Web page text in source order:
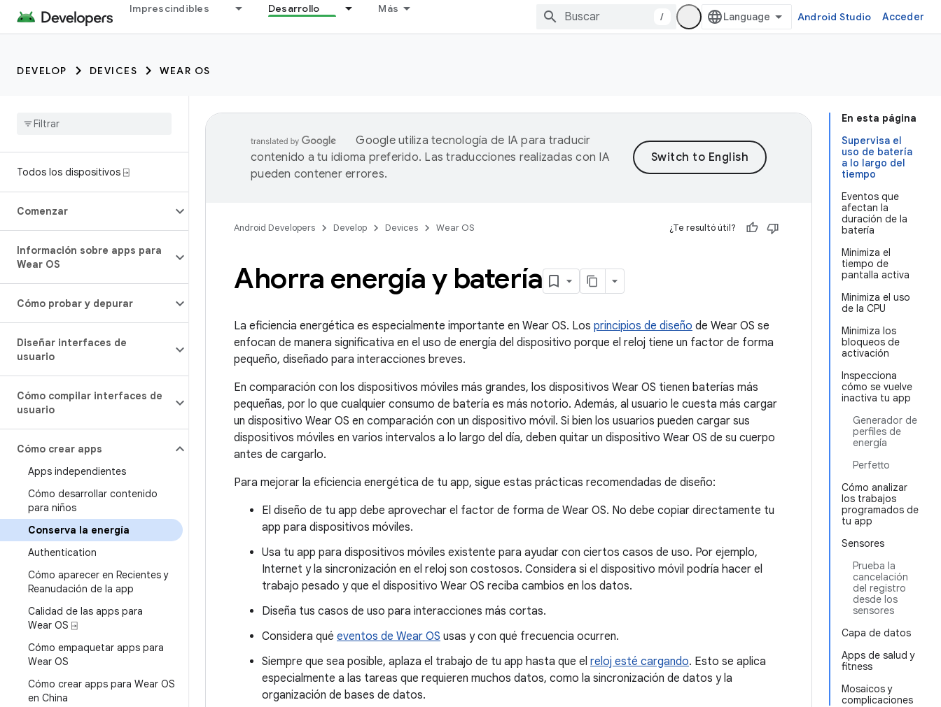
Imprescindibles Desarrollo Más
/ Android Studio Acceder
DEVELOP DEVICES WEAR OS
Todos los dispositivos ⍈
Comenzar
Información sobre apps para
Wear OS
Cómo probar y depurar
Diseñar interfaces de
usuario
Cómo compilar interfaces de
usuario
Cómo crear apps
Apps independientes
Cómo desarrollar contenido
para niños
Conserva la energía
Authentication
Cómo aparecer en Recientes y
Reanudación de la app
Calidad de las apps para
Wear OS ⍈
Cómo empaquetar apps para
Wear OS
Cómo crear apps para Wear OS
en China
En esta página
Supervisa el
uso de batería
a lo largo del
tiempo
Eventos que
afectan la
duración de la
batería
Minimiza el
tiempo de
pantalla activa
Minimiza el uso
de la CPU
Minimiza los
bloqueos de
activación
Inspecciona
cómo se vuelve
inactiva tu app
Generador de
perfiles de
energía
Perfetto
Cómo analizar
los trabajos
programados de
tu app
Sensores
Prueba la
cancelación
del registro
desde los
sensores
Capa de datos
Apps de salud y
fitness
Mosaicos y
complicaciones
Google utiliza tecnología de IA para traducir
contenido a tu idioma preferido. Las traducciones realizadas con IA
pueden contener errores.
Android Developers Develop Devices Wear OS ¿Te resultó útil?
Ahorra energía y batería
La eficiencia energética es especialmente importante en Wear OS. Los principios de diseño de Wear OS se
enfocan de manera significativa en el uso de energía del dispositivo porque el reloj tiene un factor de forma
pequeño, diseñado para interacciones breves.
En comparación con los dispositivos móviles más grandes, los dispositivos Wear OS tienen baterías más
pequeñas, por lo que cualquier consumo de batería es más notorio. Además, al usuario le cuesta más cargar
un dispositivo Wear OS en comparación con un dispositivo móvil. Si bien los usuarios pueden cargar sus
dispositivos móviles en varios intervalos a lo largo del día, deben quitar un dispositivo Wear OS de su cuerpo
antes de cargarlo.
Para mejorar la eficiencia energética de tu app, sigue estas prácticas recomendadas de diseño:
El diseño de tu app debe aprovechar el factor de forma de Wear OS. No debe copiar directamente tu
app para dispositivos móviles.
Usa tu app para dispositivos móviles existente para ayudar con ciertos casos de uso. Por ejemplo,
Internet y la sincronización en el reloj son costosos. Considera si el dispositivo móvil podría hacer el
trabajo pesado y que el dispositivo Wear OS reciba cambios en los datos.
Diseña tus casos de uso para interacciones más cortas.
Considera qué eventos de Wear OS usas y con qué frecuencia ocurren.
Siempre que sea posible, aplaza el trabajo de tu app hasta que el reloj esté cargando. Esto se aplica
especialmente a las tareas que requieren muchos datos, como la sincronización de datos y la
organización de bases de datos.